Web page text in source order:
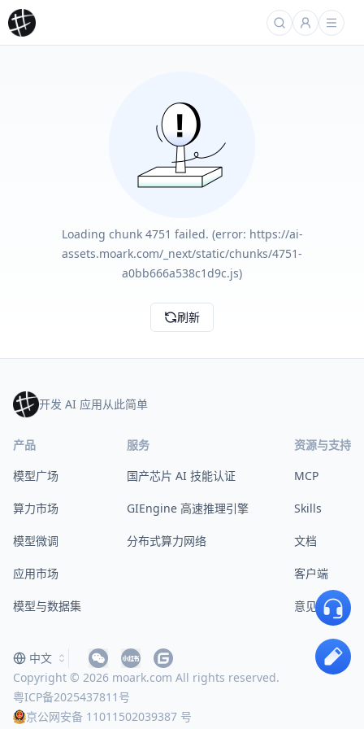
Loading chunk 4751 failed. (error: https://ai-
assets.moark.com/_next/static/chunks/4751-
a0bb666a538c1d9c.js)
刷新
开发 AI 应用从此简单
产品
模型广场
算力市场
模型微调
应用市场
模型与数据集
服务
国产芯片 AI 技能认证
GIEngine 高速推理引擎
分布式算力网络
资源与支持
MCP
Skills
文档
客户端
意见反馈
Copyright © 2026 moark.com All rights reserved.
粤ICP备2025437811号
京公网安备 11011502039387 号
中文